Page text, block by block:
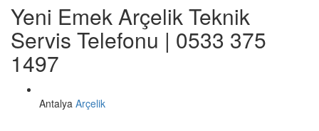
Yeni Emek Arçelik Teknik
Servis Telefonu | 0533 375
1497
Antalya Arçelik